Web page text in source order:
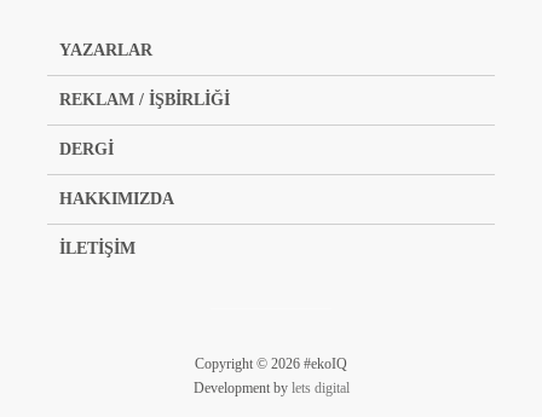
YAZARLAR
REKLAM / İŞBİRLİĞİ
DERGİ
HAKKIMIZDA
İLETİŞİM
Copyright © 2026 #ekoIQ
Development by lets digital